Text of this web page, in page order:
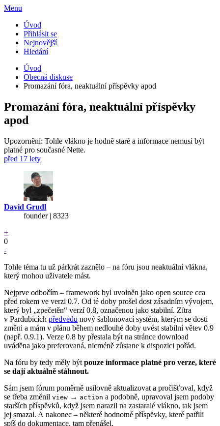
Menu
Úvod
Přihlásit se
Nejnovější
Hledání
Úvod
Obecná diskuse
Promazání fóra, neaktuální příspěvky apod
Promazání fóra, neaktuální příspěvky
apod
Upozornění: Tohle vlákno je hodně staré a informace nemusí být
platné pro současné Nette.
před 17 lety
David Grudl
founder | 8323
+
0
-
Tohle téma tu už párkrát zaznělo – na fóru jsou neaktuální vlákna,
který mohou uživatele mást.
Nejprve odbočím – framework byl uvolněn jako open source cca
před rokem ve verzi 0.7. Od té doby prošel dost zásadním vývojem,
který byl „zpečetěn“ verzí 0.8, označenou jako stabilní. Zítra
v Pardubicích předvedu nový šablonovací systém, kterým se dosti
změni a mám v plánu během nedlouhé doby uvést stabilní větev 0.9
(např. 0.9.1). Verze 0.8 by přestala být na stránce download
uváděna jako preferovaná, nicméně zůstane k dispozici pořád.
Na fóru by tedy měly být pouze informace platné pro verze, které
se dají aktuálně stáhnout.
Sám jsem fórum poměrně usilovně aktualizovat a pročišťoval, když
se třeba změnil view → action a podobně, upravoval jsem podoby
starších příspěvků, když jsem narazil na zastaralé vlákno, tak jsem
jej smazal. A nakonec – některé hodnotné příspěvky, které patřili
spíš do dokumentace, tam přenášel.